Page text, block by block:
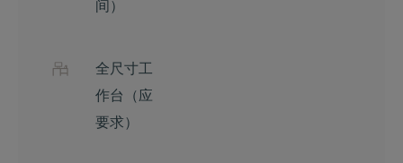
间）
全尺寸工
作台（应
要求）